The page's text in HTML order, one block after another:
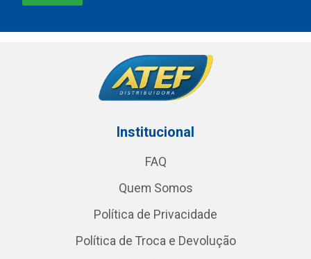
Institucional
FAQ
Quem Somos
Política de Privacidade
Política de Troca e Devolução